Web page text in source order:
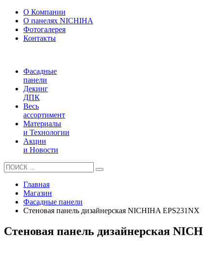
О Компании
О панелях NICHIHA
Фотогалерея
Контакты
Фасадные
панели
Декинг
ДПК
Весь
ассортимент
Материалы
и Технологии
Акции
и Новости
Главная
Магазин
Фасадные панели
Стеновая панель дизайнерская NICHIHA EPS231NX
Стеновая панель дизайнерская